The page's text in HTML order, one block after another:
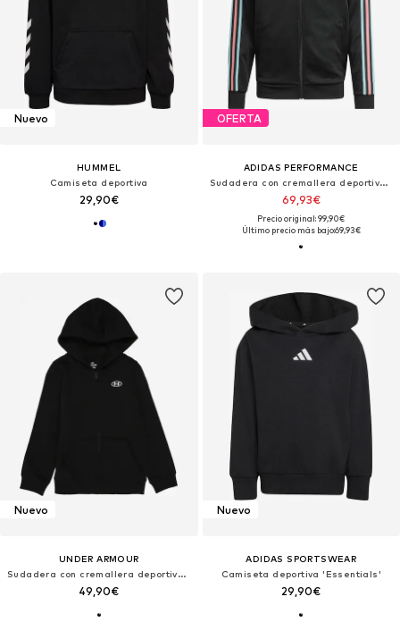
Nuevo
HUMMEL
Camiseta deportiva
29,90€
OFERTA
ADIDAS PERFORMANCE
Sudadera con cremallera deportiva 'RBFA'
69,93€
Precio original: 99,90€
Último precio más bajo:69,93€
Nuevo
UNDER ARMOUR
Sudadera con cremallera deportiva 'RIVAL FLEECE'
49,90€
Nuevo
ADIDAS SPORTSWEAR
Camiseta deportiva 'Essentials'
29,90€